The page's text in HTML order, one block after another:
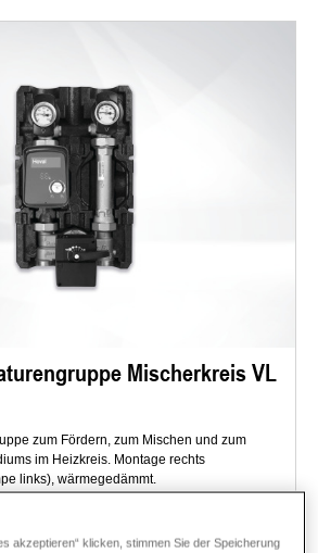
Mischerkreis VL
zum Fördern, zum Mischen und zum
im Heizkreis. Montage rechts
links), wärmegedämmt.
akzeptieren“ klicken, stimmen Sie der Speicherung